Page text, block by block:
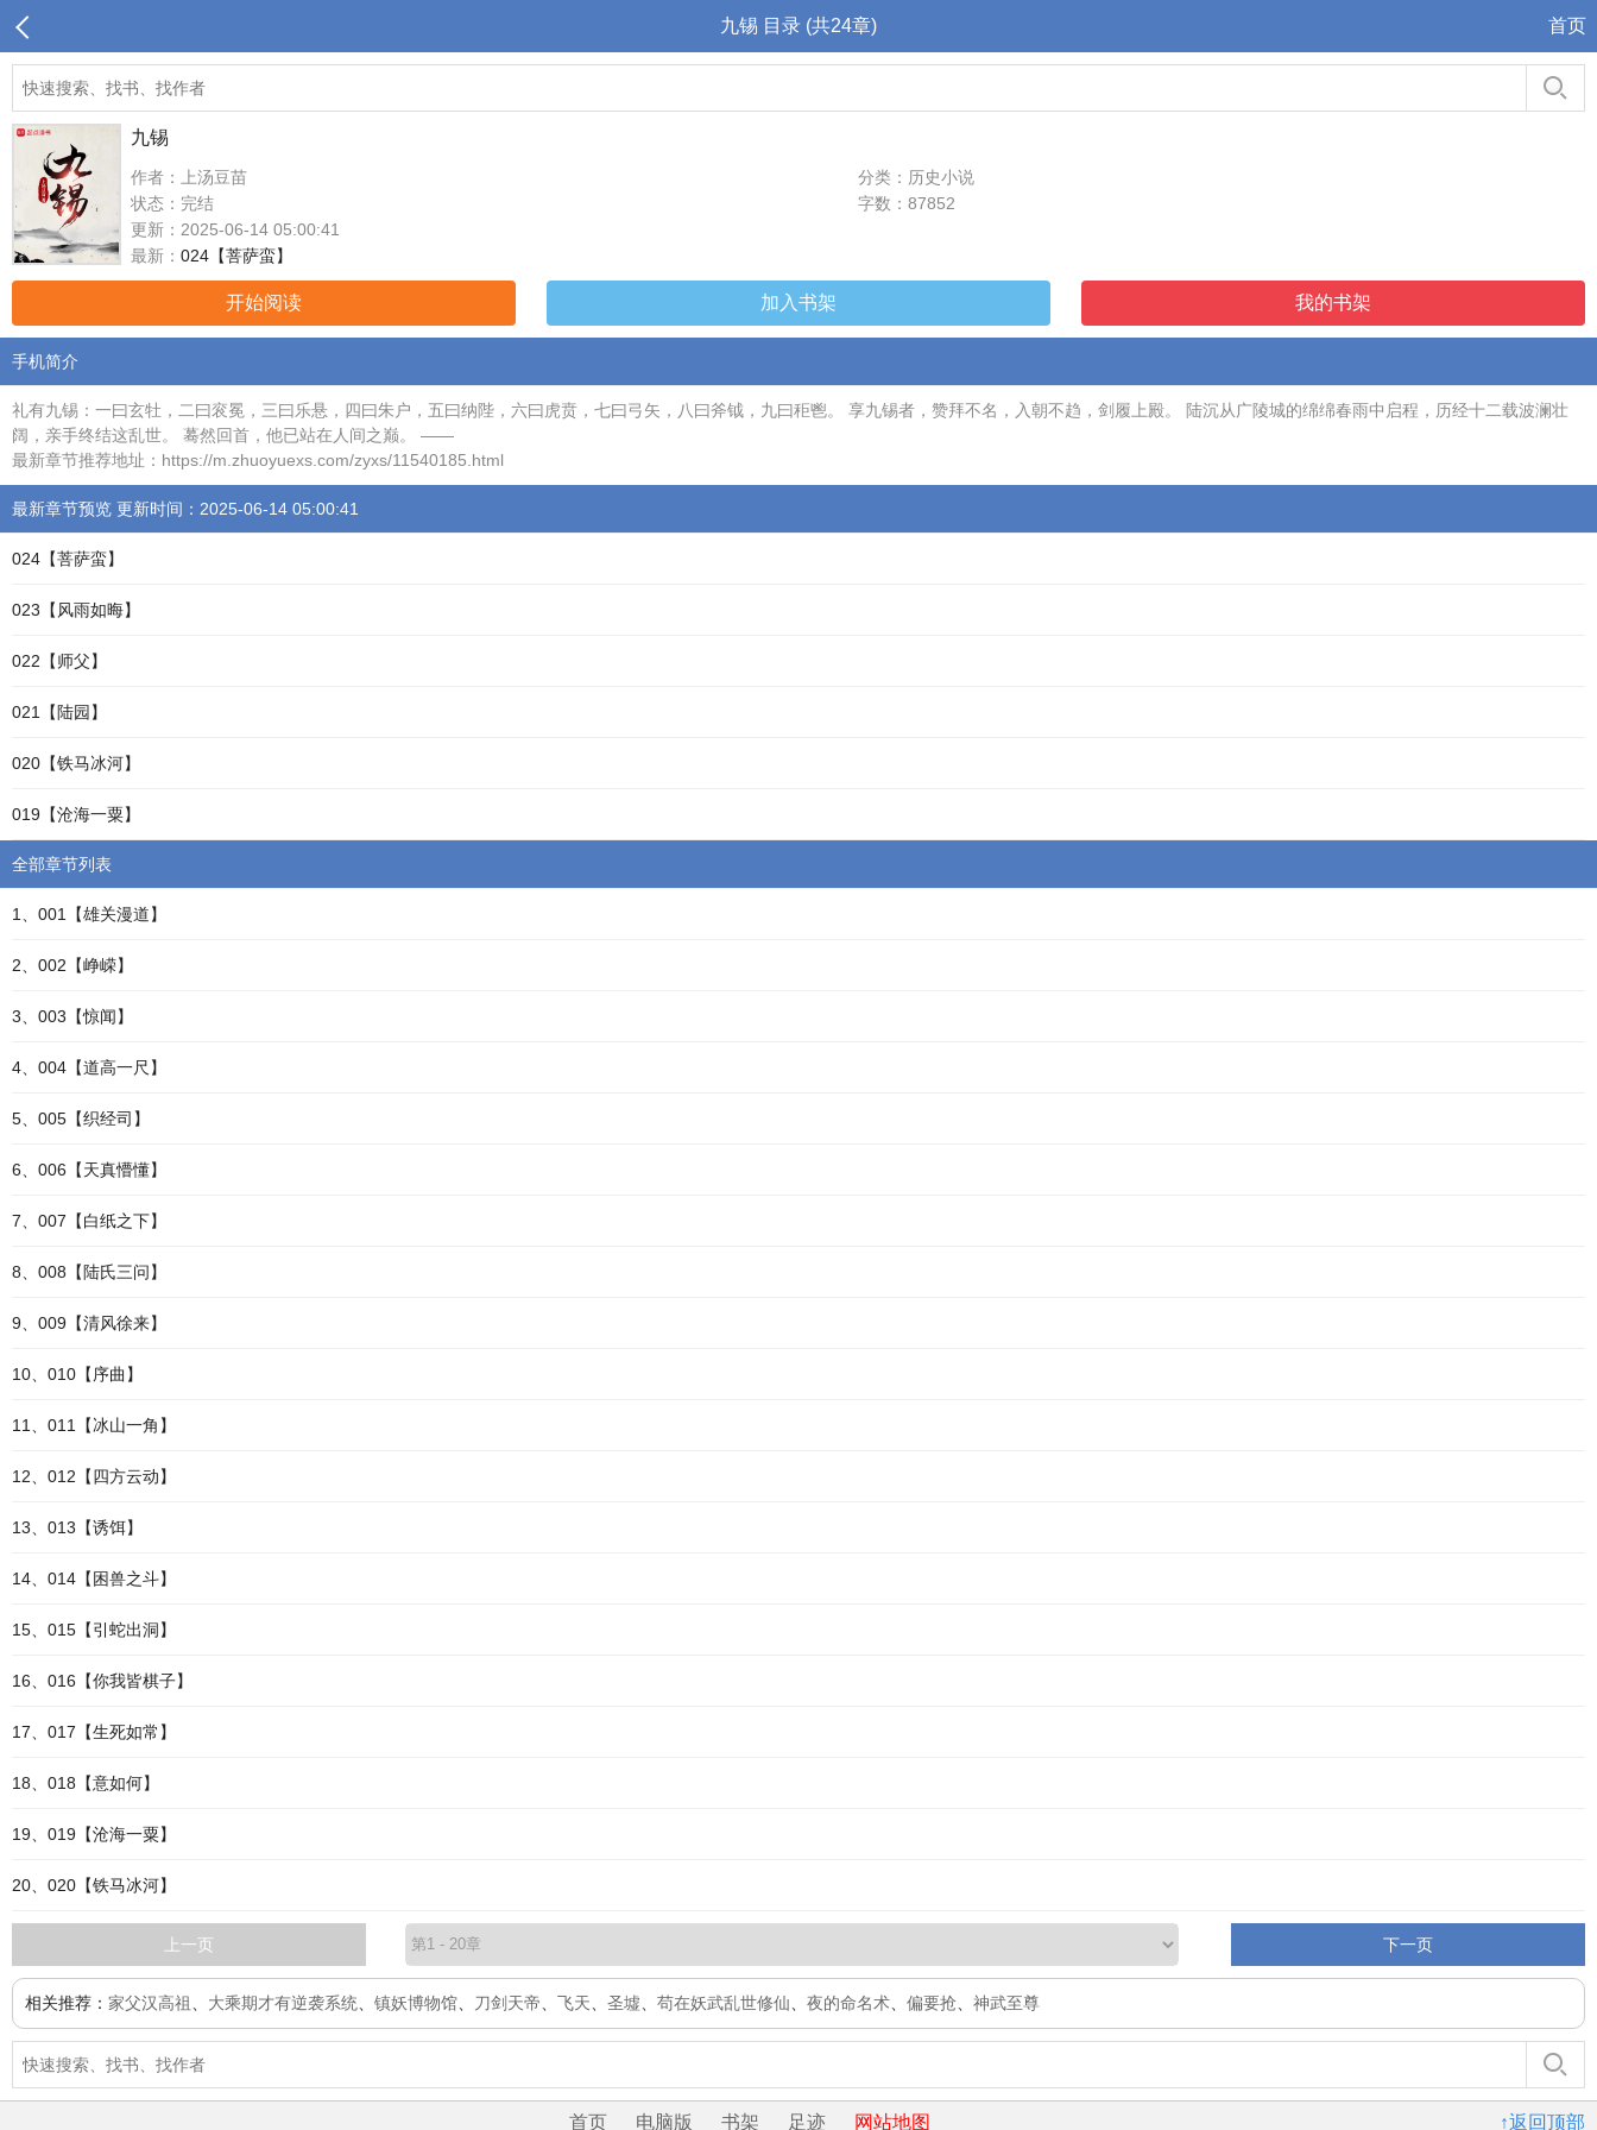
九锡 目录 (共24章) 首页
九锡
作者：上汤豆苗
分类：历史小说
状态：完结
字数：87852
更新：2025-06-14 05:00:41
最新： 024【菩萨蛮】
开始阅读 加入书架 我的书架
手机简介
礼有九锡：一曰玄牡，二曰衮冕，三曰乐悬，四曰朱户，五曰纳陛，六曰虎贲，七曰弓矢，八曰斧钺，九曰秬鬯。 享九锡者，赞拜不名，入朝不趋，剑履上殿。 陆沉从广陵城的绵绵春雨中启程，历经十二载波澜壮
阔，亲手终结这乱世。 蓦然回首，他已站在人间之巅。 ——
最新章节推荐地址：https://m.zhuoyuexs.com/zyxs/11540185.html
最新章节预览 更新时间：2025-06-14 05:00:41
024【菩萨蛮】
023【风雨如晦】
022【师父】
021【陆园】
020【铁马冰河】
019【沧海一粟】
全部章节列表
1、001【雄关漫道】
2、002【峥嵘】
3、003【惊闻】
4、004【道高一尺】
5、005【织经司】
6、006【天真懵懂】
7、007【白纸之下】
8、008【陆氏三问】
9、009【清风徐来】
10、010【序曲】
11、011【冰山一角】
12、012【四方云动】
13、013【诱饵】
14、014【困兽之斗】
15、015【引蛇出洞】
16、016【你我皆棋子】
17、017【生死如常】
18、018【意如何】
19、019【沧海一粟】
20、020【铁马冰河】
上一页 下一页
相关推荐： 家父汉高祖 大乘期才有逆袭系统 镇妖博物馆 刀剑天帝 飞天 圣墟 苟在妖武乱世修仙 夜的命名术 偏要抢 神武至尊
↑返回顶部
首页 电脑版 书架 足迹 网站地图